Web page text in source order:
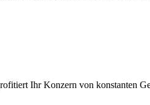
Ihr Konzern von konstanten